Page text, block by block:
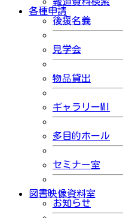
各種申請
後援名義
見学会
物品貸出
ギャラリーMI
多目的ホール
セミナー室
図書映像資料室
お知らせ